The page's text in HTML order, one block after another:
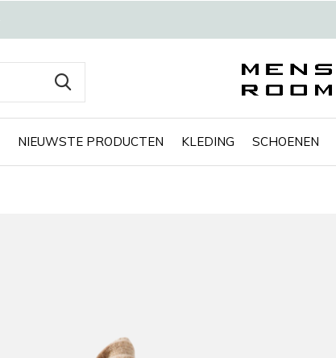
NIEUWSTE PRODUCTEN KLEDING SCHOENEN